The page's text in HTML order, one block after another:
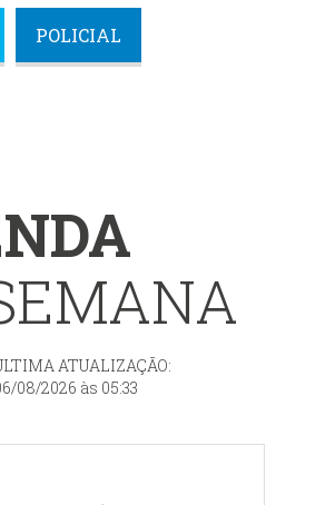
POLICIAL
ATUALIZAÇÃO:
08/2026 às 05:33